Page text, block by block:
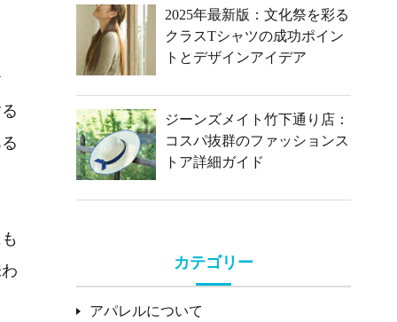
2025年最新版：文化祭を彩る
クラスTシャツの成功ポイン
トとデザインアイデア
ジーンズメイト竹下通り店：
コスパ抜群のファッションス
トア詳細ガイド
カテゴリー
アパレルについて